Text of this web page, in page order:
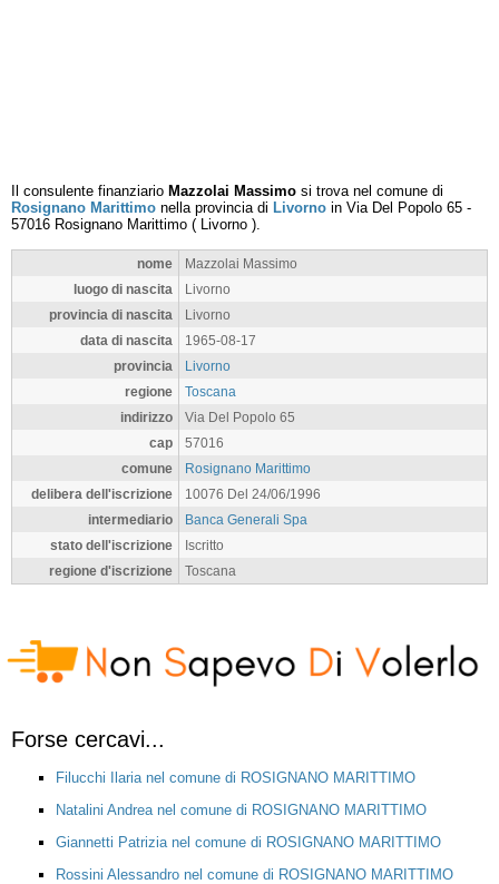
Il consulente finanziario Mazzolai Massimo si trova nel comune di
Rosignano Marittimo nella provincia di Livorno in Via Del Popolo 65 -
57016 Rosignano Marittimo ( Livorno ).
nome
Mazzolai Massimo
luogo di nascita
Livorno
provincia di nascita
Livorno
data di nascita
1965-08-17
provincia
Livorno
regione
Toscana
indirizzo
Via Del Popolo 65
cap
57016
comune
Rosignano Marittimo
delibera dell'iscrizione
10076 Del 24/06/1996
intermediario
Banca Generali Spa
stato dell'iscrizione
Iscritto
regione d'iscrizione
Toscana
Forse cercavi...
Filucchi Ilaria nel comune di ROSIGNANO MARITTIMO
Natalini Andrea nel comune di ROSIGNANO MARITTIMO
Giannetti Patrizia nel comune di ROSIGNANO MARITTIMO
Rossini Alessandro nel comune di ROSIGNANO MARITTIMO